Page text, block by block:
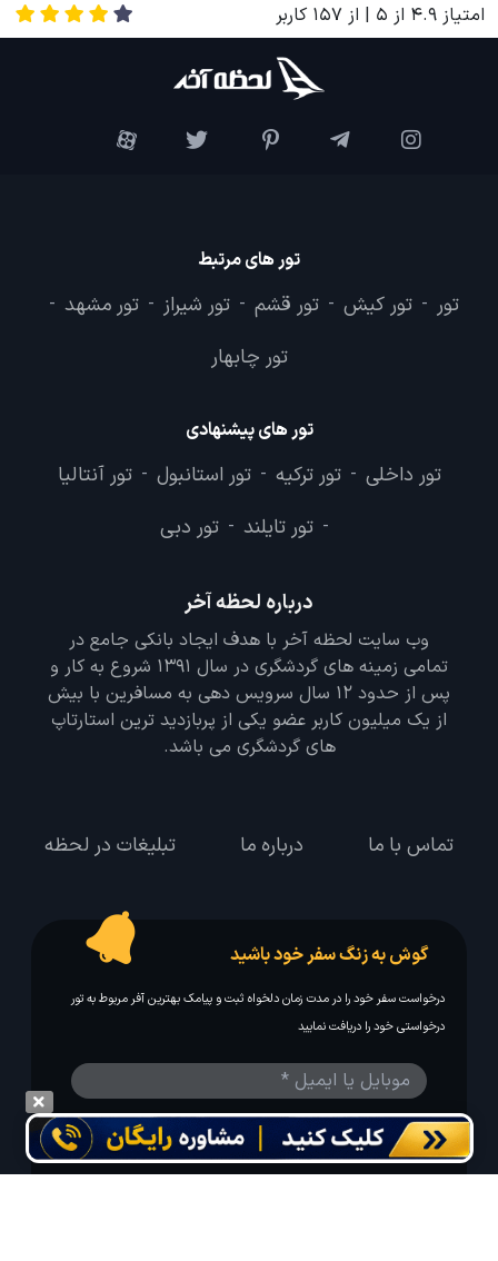
امتیاز 4.9 از 5 | از 157 کاربر
تور های مرتبط
تور - تور کیش - تور قشم - تور شیراز - تور مشهد -
تور چابهار
تور های پیشنهادی
تور داخلی - تور ترکیه - تور استانبول - تور آنتالیا
- تور تایلند - تور دبی
درباره لحظه آخر
وب سایت لحظه آخر با هدف ایجاد بانکی جامع در
تمامی زمینه های گردشگری در سال 1391 شروع به کار و
پس از حدود 12 سال سرویس دهی به مسافرین با بیش
از یک میلیون کاربر عضو یکی از پربازدید ترین استارتاپ
های گردشگری می باشد.
تماس با ما درباره ما تبلیغات در لحظه
گوش به زنگ سفر خود باشید
درخواست سفر خود را در مدت زمان دلخواه ثبت و پیامک بهترین آفر مربوط به تور
درخواستی خود را دریافت نمایید